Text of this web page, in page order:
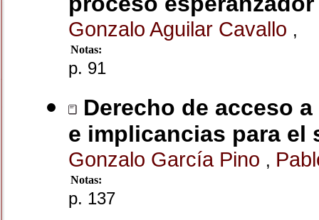
Gonzalo Aguilar Cavallo ,
Notas:
p. 91
Derecho de acceso
e implicancias para el
Gonzalo García Pino ,
Notas:
p. 137